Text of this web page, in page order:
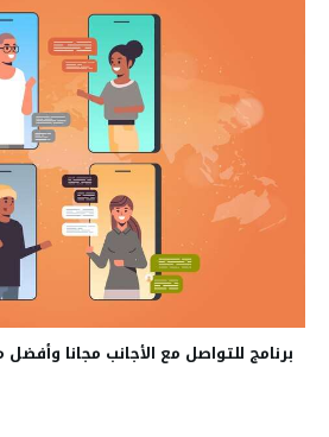
برنامج للتواصل مع الأجانب مجانا وأفضل